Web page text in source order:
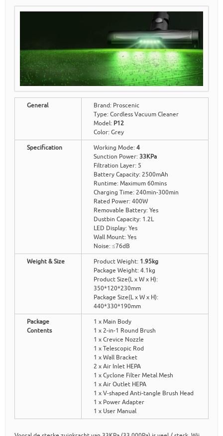
General
Brand: Proscenic
Type: Cordless Vacuum Cleaner
Model: P12
Color: Grey
Specification
Working Mode: 4
Sunction Power: 33KPa
Filtration Layer: 5
Battery Capacity: 2500mAh
Runtime: Maximum 60mins
Charging Time: 240min-300min
Rated Power: 400W
Removable Battery: Yes
Dustbin Capacity: 1.2L
LED Display: Yes
Wall Mount: Yes
Noise: ≤76dB
Weight & Size
Product Weight: 1.95kg
Package Weight: 4.1kg
Product Size(L x W x H):
350*120*230mm
Package Size(L x W x H):
440*330*190mm
Package
Contents
1 x Main Body
1 x 2-in-1 Round Brush
1 x Crevice Nozzle
1 x Telescopic Rod
1 x Wall Bracket
2 x Air Inlet HEPA
1 x Cyclone Filter Metal Mesh
1 x Air Outlet HEPA
1 x V-shaped Anti-tangle Brush Head
1 x Power Adapter
1 x User Manual